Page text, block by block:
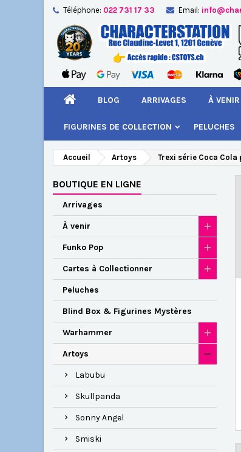
Téléphone: 022 731 17 33 Email:
BLOG ARRIVAGES À VENIR
FIGURINES DE COLLECTION PELUCHES
Accueil Artoys Trexi série Coca
BOUTIQUE EN LIGNE
Arrivages
À venir
Funko Pop
Cartes à Collectionner
Peluches
Blind Box & Figurines Mystères
Warhammer
Artoys
Labubu
Skullpanda
Sonny Angel
Smiski